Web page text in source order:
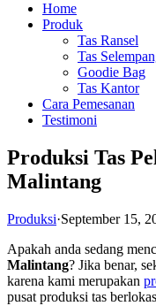
Home
Produk
Tas Ransel
Tas
Goodie Bag
Tas Kantor
Cara Pemesanan
Testimoni
Produksi Tas
Malintang
Produksi·September 15,
Apakah anda sedang
Malintang? Jika benar,
karena kami merupakan
pusat produksi tas